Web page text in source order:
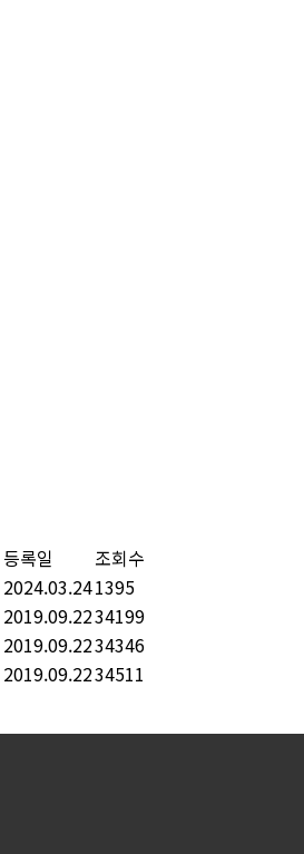
등록일
조회수
2024.03.241395
2019.09.2234199
2019.09.2234346
2019.09.2234511